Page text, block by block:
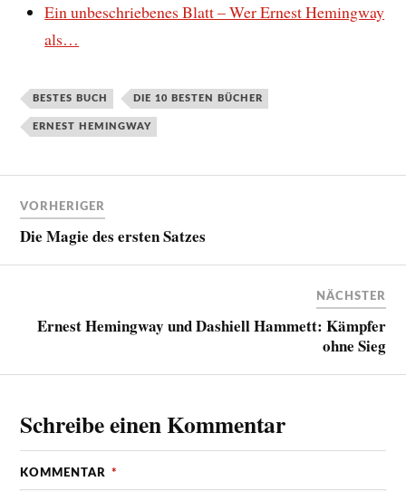
Ein unbeschriebenes Blatt – Wer Ernest Hemingway
als…
BESTES BUCH DIE 10 BESTEN BÜCHER
ERNEST HEMINGWAY
VORHERIGER
Die Magie des ersten Satzes
NÄCHSTER
Ernest Hemingway und Dashiell Hammett: Kämpfer
ohne Sieg
Schreibe einen Kommentar
KOMMENTAR *